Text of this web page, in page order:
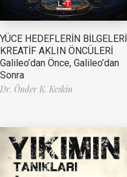
YÜCE HEDEFLERİN BİLGELERİ
KREATİF AKLIN ÖNCÜLERİ
Galileo’dan Önce, Galileo’dan
Sonra
Dr. Önder K. Keskin